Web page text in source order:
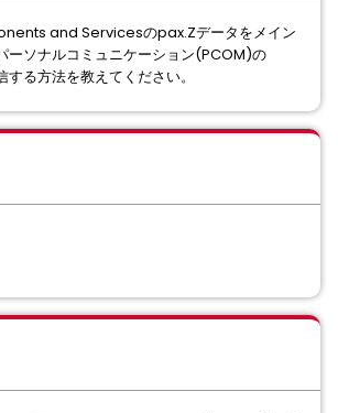
and Servicesのpax.Zデータをメイン
ーソナルコミュニケーション(PCOM)の
る⽅法を教えてください。